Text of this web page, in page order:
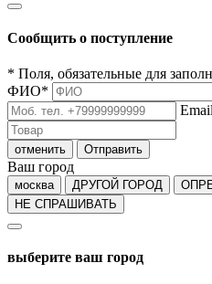
Сообщить о поступление
* Поля, обязательные для
ФИО*
Email
отменить Отправить
Ваш город
москва ДРУГОЙ ГОРОД
НЕ СПРАШИВАТЬ
выберите ваш город